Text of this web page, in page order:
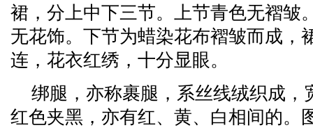
裙，分上中下三节。上节青色无褶皱
无花饰。下节为蜡染花布褶皱而成，
连，花衣红绣，十分显眼。
绑腿，亦称裹腿，系丝线绒织成，
红色夹黑，亦有红、黄、白相间的。